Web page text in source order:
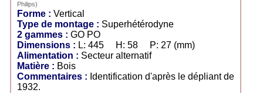
Philips)
Forme : Vertical
Type de montage : Superhétérodyne
2 gammes :
GO PO
Dimensions : L: 445 H: 58 P: 27 (mm)
Alimentation : Secteur alternatif
Matière : Bois
Commentaires : Identification d'après le dépliant de
1932.